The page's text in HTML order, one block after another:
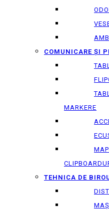
COMUNICARE ȘI
MARKERE
TEHNICA DE